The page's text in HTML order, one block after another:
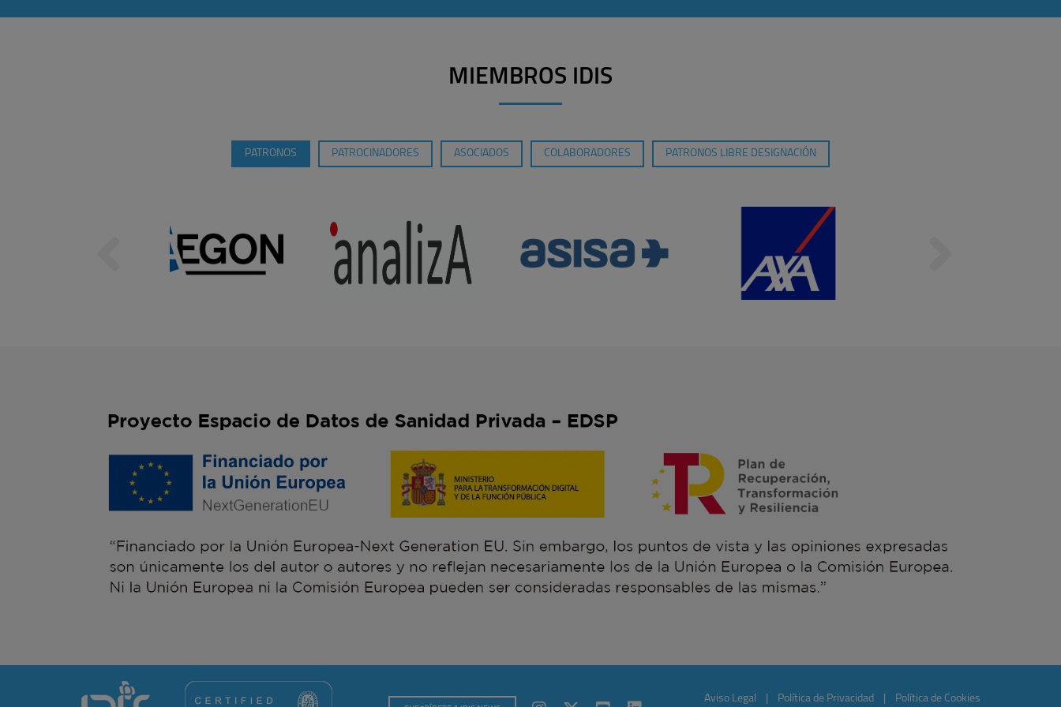
MIEMBROS IDIS
PATRONOS PATROCINADORES ASOCIADOS COLABORADORES PATRONOS LIBRE DESIGNACIÓN
Aviso Legal Política de Privacidad Política de Cookies